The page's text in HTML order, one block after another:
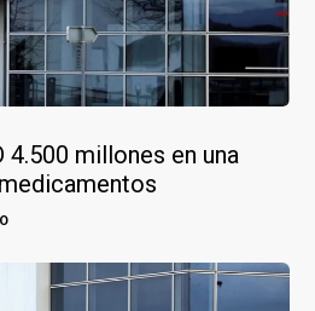
4.500 millones en una